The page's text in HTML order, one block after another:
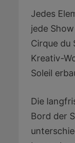
Jedes
jede
Cirque du
Kreativ-
Soleil
Die
Bord der